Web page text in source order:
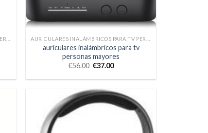
auriculares inalámbricos para tv
personas mayores
€56.00 €37.00